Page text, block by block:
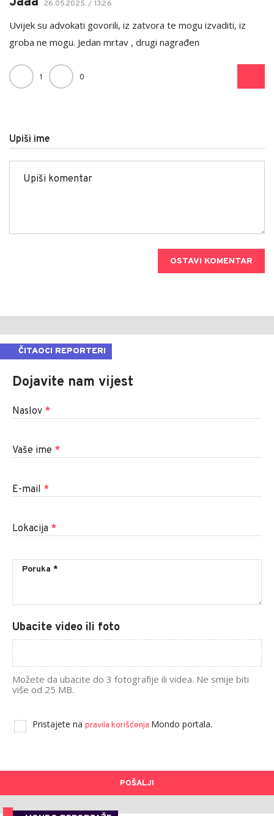
26.05.2025. / 13:26
Uvijek su advokati govorili, iz zatvora te mogu izvaditi, iz
groba ne mogu. Jedan mrtav , drugi nagrađen
1 0
Upiši ime
OSTAVI KOMENTAR
ČITAOCI REPORTERI
Dojavite nam vijest
Naslov *
Vaše ime *
E-mail *
Lokacija *
Ubacite video ili foto
Možete da ubacite do 3 fotografije ili videa. Ne smije biti
više od 25 MB.
Pristajete na pravila korišćenja Mondo portala.
POŠALJI